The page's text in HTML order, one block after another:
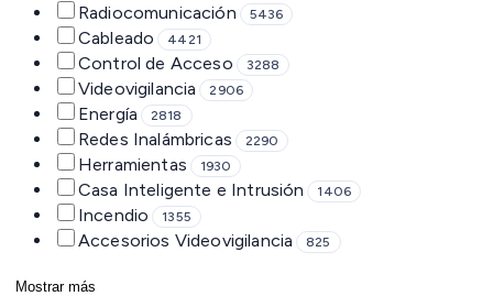
Radiocomunicación 5436
Cableado 4421
Control de Acceso 3288
Videovigilancia 2906
Energía 2818
Redes Inalámbricas 2290
Herramientas 1930
Casa Inteligente e Intrusión 1406
Incendio 1355
Accesorios Videovigilancia 825
Mostrar más